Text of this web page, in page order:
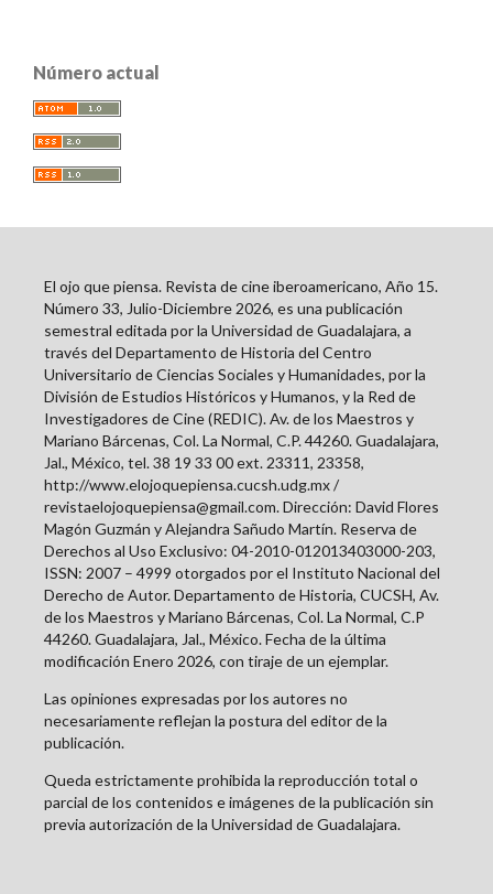
Número actual
El ojo que piensa. Revista de cine iberoamericano, Año 15.
Número 33, Julio-Diciembre 2026, es una publicación
semestral editada por la Universidad de Guadalajara, a
través del Departamento de Historia del Centro
Universitario de Ciencias Sociales y Humanidades, por la
División de Estudios Históricos y Humanos, y la Red de
Investigadores de Cine (REDIC). Av. de los Maestros y
Mariano Bárcenas, Col. La Normal, C.P. 44260. Guadalajara,
Jal., México, tel. 38 19 33 00 ext. 23311, 23358,
http://www.elojoquepiensa.cucsh.udg.mx /
revistaelojoquepiensa@gmail.com. Dirección: David Flores
Magón Guzmán y Alejandra Sañudo Martín. Reserva de
Derechos al Uso Exclusivo: 04-2010-012013403000-203,
ISSN: 2007 – 4999 otorgados por el Instituto Nacional del
Derecho de Autor. Departamento de Historia, CUCSH, Av.
de los Maestros y Mariano Bárcenas, Col. La Normal, C.P
44260. Guadalajara, Jal., México. Fecha de la última
modificación Enero 2026, con tiraje de un ejemplar.
Las opiniones expresadas por los autores no
necesariamente reflejan la postura del editor de la
publicación.
Queda estrictamente prohibida la reproducción total o
parcial de los contenidos e imágenes de la publicación sin
previa autorización de la Universidad de Guadalajara.